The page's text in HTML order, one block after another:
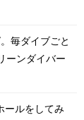
毎ダイブごと
ーンダイバー
ールをしてみ